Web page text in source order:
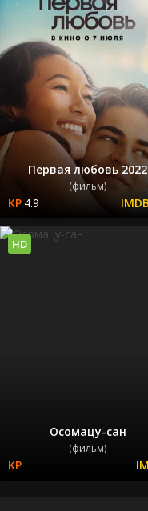
Первая любовь 2022
(фильм)
4.9
Осомацу-сан
(фильм)
HD